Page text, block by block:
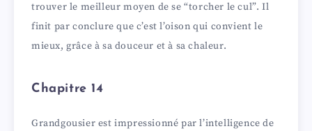
trouver le meilleur moyen de se “torcher le cul”. Il
finit par conclure que c’est l’oison qui convient le
mieux, grâce à sa douceur et à sa chaleur.
Chapitre 14
Grandgousier est impressionné par l’intelligence de